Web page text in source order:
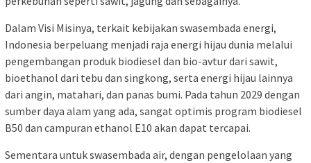
Dalam Visi Misinya, terkait kebijakan swasembada energi,
Indonesia berpeluang menjadi raja energi hijau dunia melalui
pengembangan produk biodiesel dan bio-avtur dari sawit,
bioethanol dari tebu dan singkong, serta energi hijau lainnya
dari angin, matahari, dan panas bumi. Pada tahun 2029 dengan
sumber daya alam yang ada, sangat optimis program biodiesel
B50 dan campuran ethanol E10 akan dapat tercapai.
Sementara untuk swasembada air, dengan pengelolaan yang